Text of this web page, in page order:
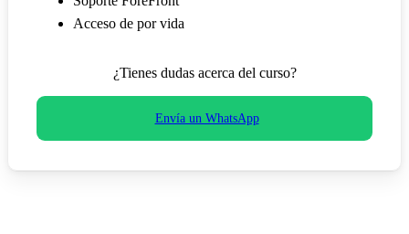
Acceso de por vida
¿Tienes dudas acerca del curso?
Envía un WhatsApp